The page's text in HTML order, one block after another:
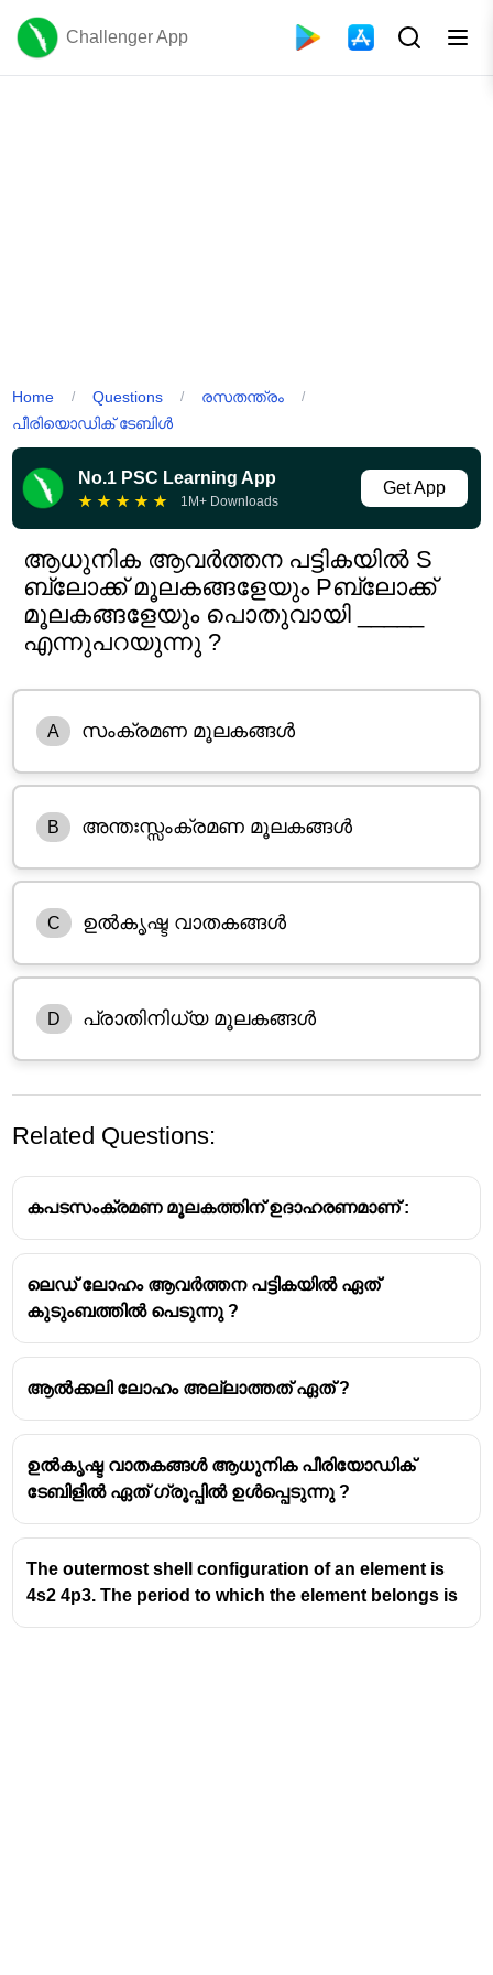
Challenger App
Home / Questions / രസതന്ത്രം /
പീരിയൊഡിക് ടേബിൾ
No.1 PSC Learning App
★ ★ ★ ★ ★ 1M+ Downloads
Get App
ആധുനിക ആവർത്തന പട്ടികയിൽ S
ബ്ലോക്ക് മൂലകങ്ങളേയും Pബ്ലോക്ക്
മൂലകങ്ങളേയും പൊതുവായി _____
എന്നുപറയുന്നു ?
A സംക്രമണ മൂലകങ്ങൾ
B അന്തഃസ്സംക്രമണ മൂലകങ്ങൾ
C ഉൽകൃഷ്ട വാതകങ്ങൾ
D പ്രാതിനിധ്യ മൂലകങ്ങൾ
പ്രാതിനിധ്യ മൂലകങ്ങൾ
ടേബിളിലെ 1,2 ഗ്രൂപ്പുകളിലെയും 13 മുതൽ 18
അറിയപ്പെടുന്നത്
ആധുനിക ആവർത്തന പട്ടികയിൽ S ബ്ലോക്ക്
പൊതുവായി അറിയപ്പെടുന്ന പേര് -
പ്രാതിനിധ്യ മൂലകങ്ങൾ
S - ബ്ലോക്ക് മൂലകങ്ങൾ- അവസാന
നിറയുന്ന മൂലകങ്ങൾ
പീരിയോഡിക് ടേബിളിന്റെ ഏറ്റവും ഇടതു
ഭാഗത്ത് ആണ് S -ബ്ലോക്ക് മൂലകങ്ങളുടെ
Related Questions:
കപടസംക്രമണ മൂലകത്തിന് ഉദാഹരണമാണ് :
ലെഡ് ലോഹം ആവർത്തന പട്ടികയിൽ ഏത്
കുടുംബത്തിൽ പെടുന്നു ?
ആൽക്കലി ലോഹം അല്ലാത്തത് ഏത് ?
ഉൽകൃഷ്ട വാതകങ്ങൾ ആധുനിക പീരിയോഡിക്
ടേബിളിൽ ഏത് ഗ്രൂപ്പിൽ ഉൾപ്പെടുന്നു ?
The outermost shell configuration of an element is
4s2 4p3. The period to which the element belongs is